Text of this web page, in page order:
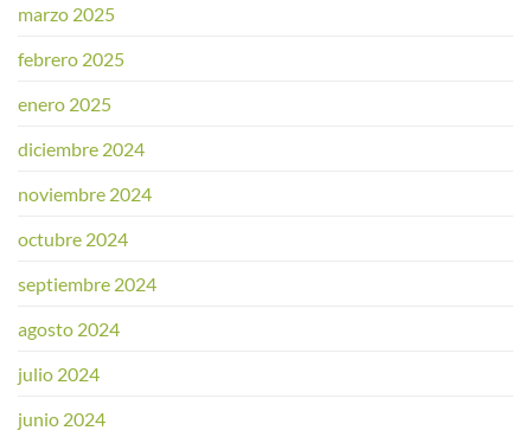
marzo 2025
febrero 2025
enero 2025
diciembre 2024
noviembre 2024
octubre 2024
septiembre 2024
agosto 2024
julio 2024
junio 2024